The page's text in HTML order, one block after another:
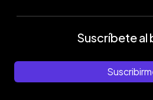
Suscríbete al